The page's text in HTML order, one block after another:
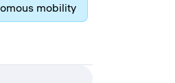
mobility